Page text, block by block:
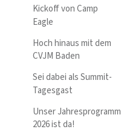
Kickoff von Camp
Eagle
Hoch hinaus mit dem
CVJM Baden
Sei dabei als Summit-
Tagesgast
Unser Jahresprogramm
2026 ist da!